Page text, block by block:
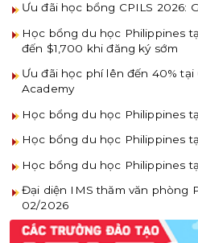
Ưu đãi học bổng CPILS 2026:
Học bổng du học Philippines
đến $1,700 khi đăng ký sớm
Ưu đãi học phí lên đến 40% tại
Academy
Học bổng du học Philippines
Học bổng du học Philippines
Học bổng du học Philippines
Đại diện IMS thăm văn phòng
02/2026